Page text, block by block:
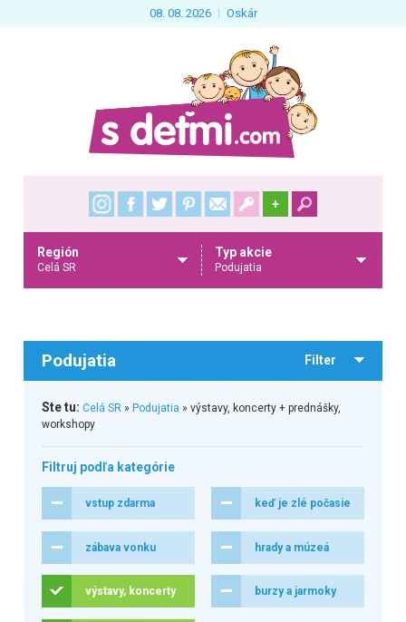
08. 08. 2026 Oskár
+
Región
Celá SR
Typ akcie
Podujatia
Podujatia Filter
Ste tu: Celá SR» Podujatia » výstavy, koncerty + prednášky,
workshopy
Filtruj podľa kategórie
vstup zdarma keď je zlé počasie
zábava vonku hrady a múzeá
výstavy, koncerty burzy a jarmoky